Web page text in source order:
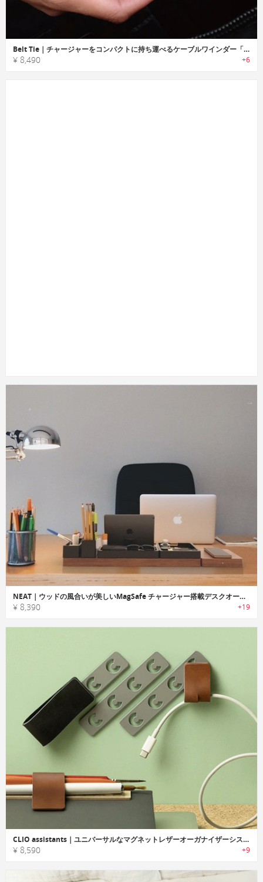
Belt Tie｜チャージャーをコンパクトに持ち運べるケーブルワインダー「ベルトタイ」
¥ 8,490 +6
NEAT｜ウッドの風合いが美しいMagSafe チャージャー搭載デスクオーガナイザー「ニート」
¥ 8,390 +19
CLIO assistants｜ユニバーサルなマグネットレザーオーガナイザーシステム「クリオアシスタント」
¥ 8,590 +9